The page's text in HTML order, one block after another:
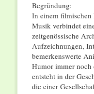
Begründung:
In einem filmischen
Musik verbindet
zeitgenössische
Aufzeichnungen,
bemerkenswerte
Humor immer noch
entsteht in der
die einer